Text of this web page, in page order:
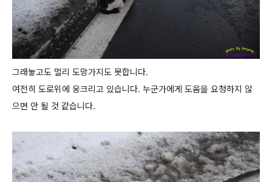
그래놓고도 멀리 도망가지도 못합니다.
여전히 도로위에 웅크리고 있습니다. 누군가에게 도움을 요청하지 않
으면 안 될 것 같습니다.